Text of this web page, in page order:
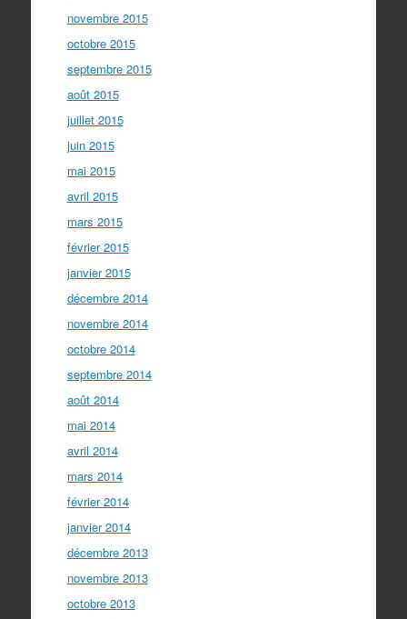
novembre 2015
octobre 2015
septembre 2015
août 2015
juillet 2015
juin 2015
mai 2015
avril 2015
mars 2015
février 2015
janvier 2015
décembre 2014
novembre 2014
octobre 2014
septembre 2014
août 2014
mai 2014
avril 2014
mars 2014
février 2014
janvier 2014
décembre 2013
novembre 2013
octobre 2013